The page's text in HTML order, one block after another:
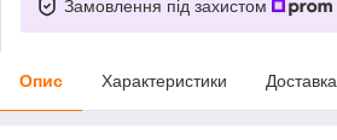
Замовлення під захистом
Опис Характеристики Доставка